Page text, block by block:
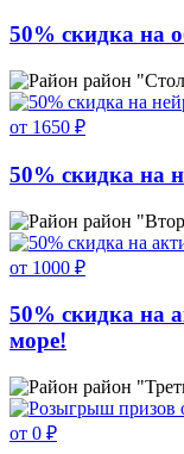
50% скидка на
район
от 1650 ₽
50% скидка на
район
от 1000 ₽
50% скидка на
море!
район
от 0 ₽